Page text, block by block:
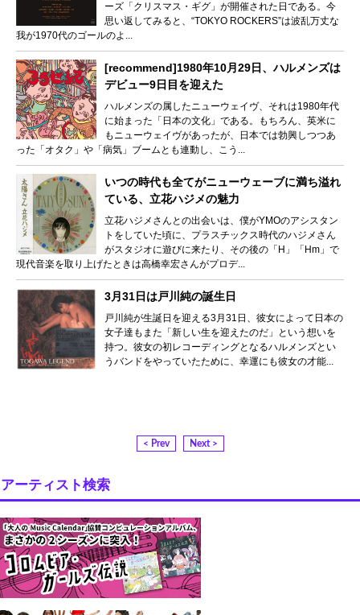
ーズ「クリスマス・ギグ」が開催された日である。今
思い返してみると、“TOKYO ROCKERS”は波乱万丈な
我が1970代のゴールのよ...
[recommend]1980年10月29日、ハルメンズは
デビュー9日目を迎えた
ハルメンズの属したニューウェイヴ、それは1980年代
に始まった「日本の文化」である。もちろん、英米に
もニューウェイヴがあったが、日本では勃興しつつあ
った「オタク」や「病気」ブームとも連動し、こう...
いつの時代も全てがニューウェーブに満ち溢れ
ている、立花ハジメの魅力
立花ハジメさんとの出会いは、僕がYMOのアシスタン
トをしていた頃に、プラスチックス時代のハジメさん
がスタジオに遊びに来たり、その後の「H」「Hm」で
現代音楽を取り上げたときは高橋幸宏さんがプロデ...
3月31日は戸川純の誕生日
戸川純が生誕日を迎える3月31日、彼女によって日本の
女子達もまた「新しい生を迎えたのだ」という想いを
持つ。彼女の初レコーディングとなるハルメンズとい
うバンドをやっていたために、幸運にも彼女の才能...
< Prev Next >
アーティスト検索